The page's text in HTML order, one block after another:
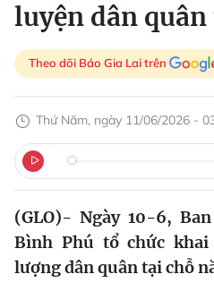
luyện dân
Theo dõi Báo Gia Lai trên
Thứ Năm, ngày 11/06/2026 -
(GLO)- Ngày 10-6,
Bình Phú tổ chức
lượng dân quân tại chỗ